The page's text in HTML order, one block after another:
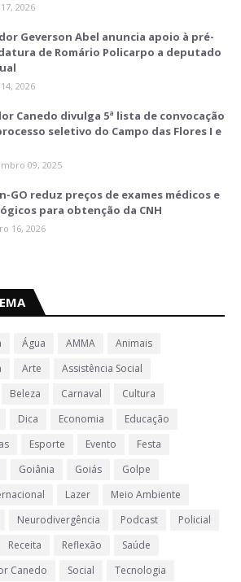
2026
Geverson Abel anuncia apoio à pré-
de Romário Policarpo a deputado
2026
Canedo divulga 5ª lista de convocação
seletivo do Campo das Flores I e
09, 2025
GO reduz preços de exames médicos e
para obtenção da CNH
16, 2026
Água AMMA
Animais
Arte
Assistência Social
Beleza Carnaval
Cultura
Dica Economia
Educação
Esporte Evento
Festa
Goiânia Goiás
Golpe
Lazer
Meio Ambiente
Neurodivergência Podcast
Policial
Receita Reflexão
Saúde
Canedo Social
Tecnologia